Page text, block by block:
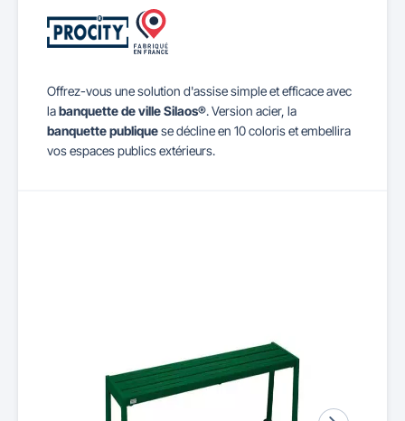
Offrez-vous une solution d'assise simple et efficace avec
labanquette de ville Silaos®. Version acier, la
banquette publiquese décline en 10 coloris et embellira
vos espaces publics extérieurs.